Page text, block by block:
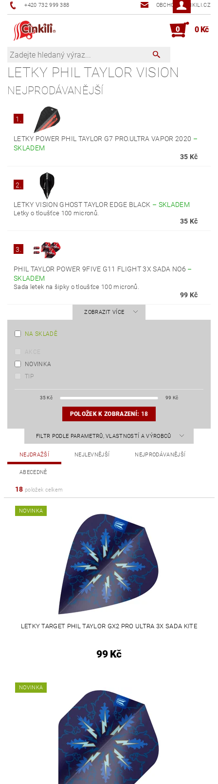
+420 732 999 388 OBCHOD@CINKILI.CZ
0 0 Kč
LETKY PHIL TAYLOR VISION
NEJPRODÁVANĚJŠÍ
1.
LETKY POWER PHIL TAYLOR G7 PRO.ULTRA VAPOR 2020 –
SKLADEM
35 Kč
2.
LETKY VISION GHOST TAYLOR EDGE BLACK – SKLADEM
Letky o tloušťce 100 micronů.
35 Kč
3.
PHIL TAYLOR POWER 9FIVE G11 FLIGHT 3X SADA NO6 –
SKLADEM
Sada letek na šipky o tloušťce 100 micronů.
99 Kč
ZOBRAZIT VÍCE
NA SKLADĚ
AKCE
NOVINKA
TIP
35Kč 99 Kč
POLOŽEK K ZOBRAZENÍ: 18
FILTR PODLE PARAMETRŮ, VLASTNOSTÍ A VÝROBCŮ
NEJDRAŽŠÍ NEJLEVNĚJŠÍ NEJPRODÁVANĚJŠÍ
ABECEDNĚ
18 položek celkem
NOVINKA
LETKY TARGET PHIL TAYLOR GX2 PRO ULTRA 3X SADA KITE
99 Kč
NOVINKA